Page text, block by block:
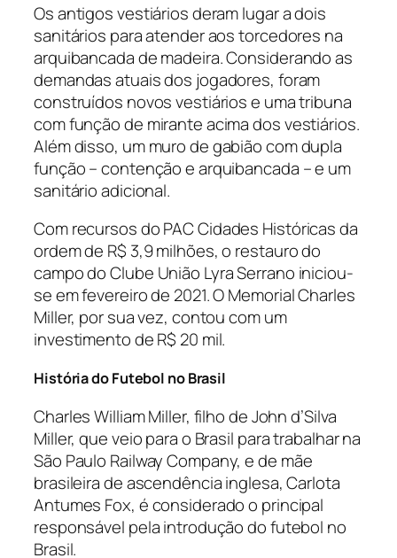
Os antigos vestiários deram lugar a dois
sanitários para atender aos torcedores na
arquibancada de madeira. Considerando as
demandas atuais dos jogadores, foram
construídos novos vestiários e uma tribuna
com função de mirante acima dos vestiários.
Além disso, um muro de gabião com dupla
função – contenção e arquibancada – e um
sanitário adicional.
Com recursos do PAC Cidades Históricas da
ordem de R$ 3,9 milhões, o restauro do
campo do Clube União Lyra Serrano iniciou-
se em fevereiro de 2021. O Memorial Charles
Miller, por sua vez, contou com um
investimento de R$ 20 mil.
História do Futebol no Brasil
Charles William Miller, filho de John d’Silva
Miller, que veio para o Brasil para trabalhar na
São Paulo Railway Company, e de mãe
brasileira de ascendência inglesa, Carlota
Antumes Fox, é considerado o principal
responsável pela introdução do futebol no
Brasil.